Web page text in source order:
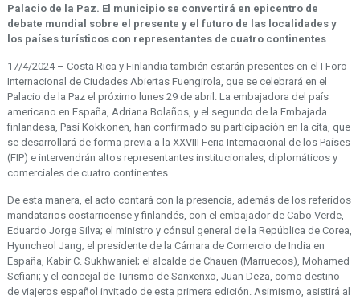
Palacio de la Paz. El municipio se convertirá en epicentro de
debate mundial sobre el presente y el futuro de las localidades y
los países turísticos con representantes de cuatro continentes
17/4/2024 – Costa Rica y Finlandia también estarán presentes en el I Foro
Internacional de Ciudades Abiertas Fuengirola, que se celebrará en el
Palacio de la Paz el próximo lunes 29 de abril. La embajadora del país
americano en España, Adriana Bolaños, y el segundo de la Embajada
finlandesa, Pasi Kokkonen, han confirmado su participación en la cita, que
se desarrollará de forma previa a la XXVIII Feria Internacional de los Países
(FIP) e intervendrán altos representantes institucionales, diplomáticos y
comerciales de cuatro continentes.
De esta manera, el acto contará con la presencia, además de los referidos
mandatarios costarricense y finlandés, con el embajador de Cabo Verde,
Eduardo Jorge Silva; el ministro y cónsul general de la República de Corea,
Hyuncheol Jang; el presidente de la Cámara de Comercio de India en
España, Kabir C. Sukhwaniel; el alcalde de Chauen (Marruecos), Mohamed
Sefiani; y el concejal de Turismo de Sanxenxo, Juan Deza, como destino
de viajeros español invitado de esta primera edición. Asimismo, asistirá al